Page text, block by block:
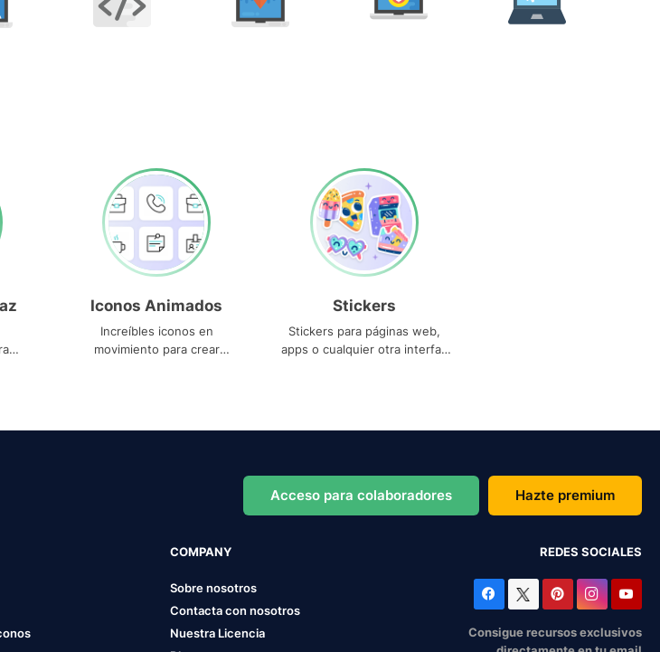
Iconos Animados
Increíbles iconos en
movimiento para crear
Stickers
Stickers para páginas web,
apps o cualquier otra interfaz
Acceso para colaboradores Hazte premium
COMPANY
Sobre nosotros
Contacta con nosotros
Nuestra Licencia
REDES SOCIALES
Consigue recursos exclusivos